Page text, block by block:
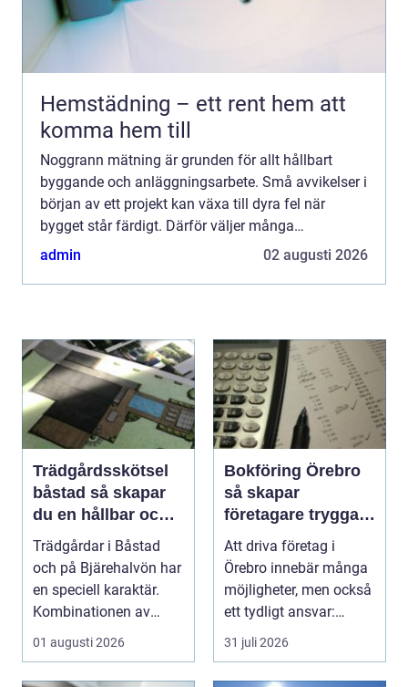
Hemstädning – ett rent hem att
komma hem till
Noggrann mätning är grunden för allt hållbart
byggande och anläggningsarbete. Små avvikelser i
början av ett projekt kan växa till dyra fel när
bygget står färdigt. Därför väljer många
yrkesproffs instrument från topcon när de vill
admin 02 augusti 2026
Trädgårdsskötsel
båstad så skapar
du en hållbar och
vacker trädgård på
bjäre
Trädgårdar i Båstad
och på Bjärehalvön har
en speciell karaktär.
Kombinationen av
närheten till have...
01 augusti 2026
Bokföring Örebro
så skapar
företagare tryggare
ekonomi
Att driva företag i
Örebro innebär många
möjligheter, men också
ett tydligt ansvar:
ekonomin måste v...
31 juli 2026